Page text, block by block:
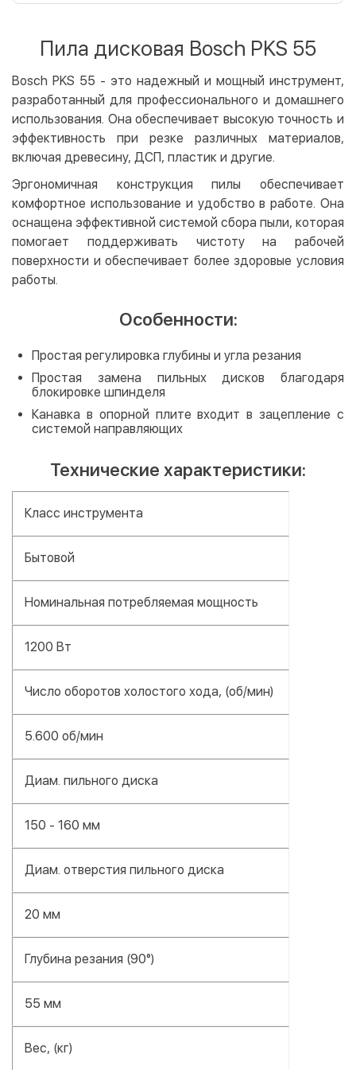
LiqPay
Apple Pay
Google Pay
Безналичный расчет
Оплата на карту юр.лица
Кредит
Мгновенная рассрочка (Приватбанк)
Оплата частями (Приватбанк)
Покупка частями (Монобанк)
Пила дисковая Bosch PKS 55
Bosch PKS 55 - это надежный и мощный инструмент,
разработанный для профессионального и домашнего
использования. Она обеспечивает высокую точность и
эффективность при резке различных материалов,
включая древесину, ДСП, пластик и другие.
Эргономичная конструкция пилы обеспечивает
комфортное использование и удобство в работе. Она
оснащена эффективной системой сбора пыли, которая
помогает поддерживать чистоту на рабочей
поверхности и обеспечивает более здоровые условия
работы.
Особенности:
Простая регулировка глубины и угла резания
Простая замена пильных дисков благодаря
блокировке шпинделя
Канавка в опорной плите входит в зацепление с
системой направляющих
Технические характеристики:
Класс инструмента
Бытовой
Номинальная потребляемая мощность
1200 Вт
Число оборотов холостого хода, (об/мин)
5.600 об/мин
Диам. пильного диска
150 - 160 мм
Диам. отверстия пильного диска
20 мм
Глубина резания (90°)
55 мм
Вес, (кг)